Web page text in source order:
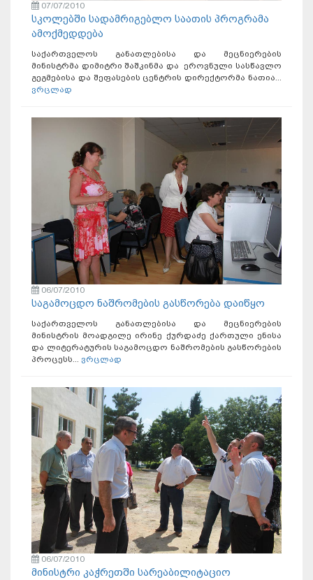
07/07/2010
სკოლებში სადამრიგებლო საათის პროგრამა
ამოქმედდება
საქართველოს განათლებისა და მეცნიერების
მინისტრმა დიმიტრი შაშკინმა და ეროვნული სასწავლო
გეგმებისა და შეფასების ცენტრის დირექტორმა ნათია...
ვრცლად
06/07/2010
საგამოცდო ნაშრომების გასწორება დაიწყო
საქართველოს განათლებისა და მეცნიერების
მინისტრის მოადგილე ირინე ქურდაძე ქართული ენისა
და ლიტერატურის საგამოცდო ნაშრომების გასწორების
პროცესს... ვრცლად
06/07/2010
მინისტრი კაჭრეთში სარეაბილიტაციო